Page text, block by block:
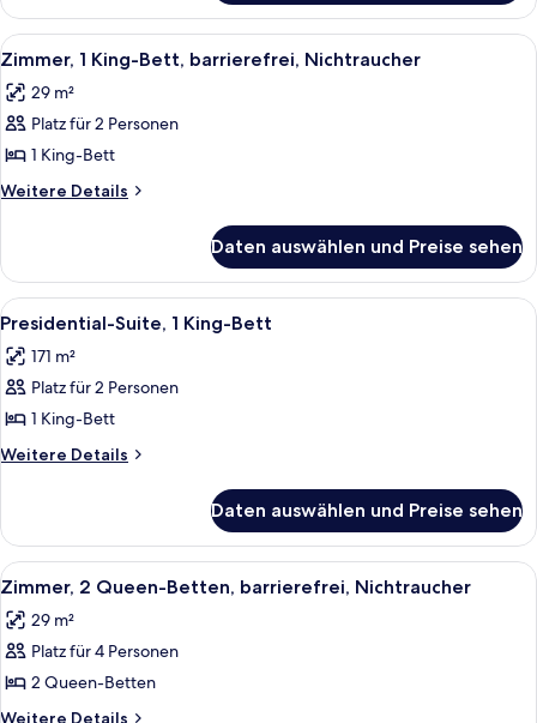
2 Queen-
Betten,
Nichtraucher
Alle
Fotos
für
Zimmer,
1 King-
Bett,
anzeigen
Ein Hotelzimmer mit einem großen
7
Zimmer, 1 King-Bett, barrierefrei, Nichtraucher
29 m²
Platz für 2 Personen
1 King-Bett
Weitere Details
Weitere
1 King-
Bett,
barrierefrei,
Daten auswählen und Preise sehen
Alle
Fotos
für
Presidential-
Suite,
1 King-
Ein Hotelzimmer mit einem großen
8
Presidential-Suite, 1 King-Bett
171 m²
Platz für 2 Personen
1 King-Bett
Weitere Details
Weitere
Suite,
1 King-
Bett
Daten auswählen und Preise sehen
Alle
Fotos
für
Zimmer,
2 Queen-
Betten,
Ein Hotelzimmer mit zwei Betten,
8
Zimmer, 2 Queen-Betten, barrierefrei, Nichtraucher
29 m²
Platz für 4 Personen
2 Queen-Betten
Weitere Details
Weitere